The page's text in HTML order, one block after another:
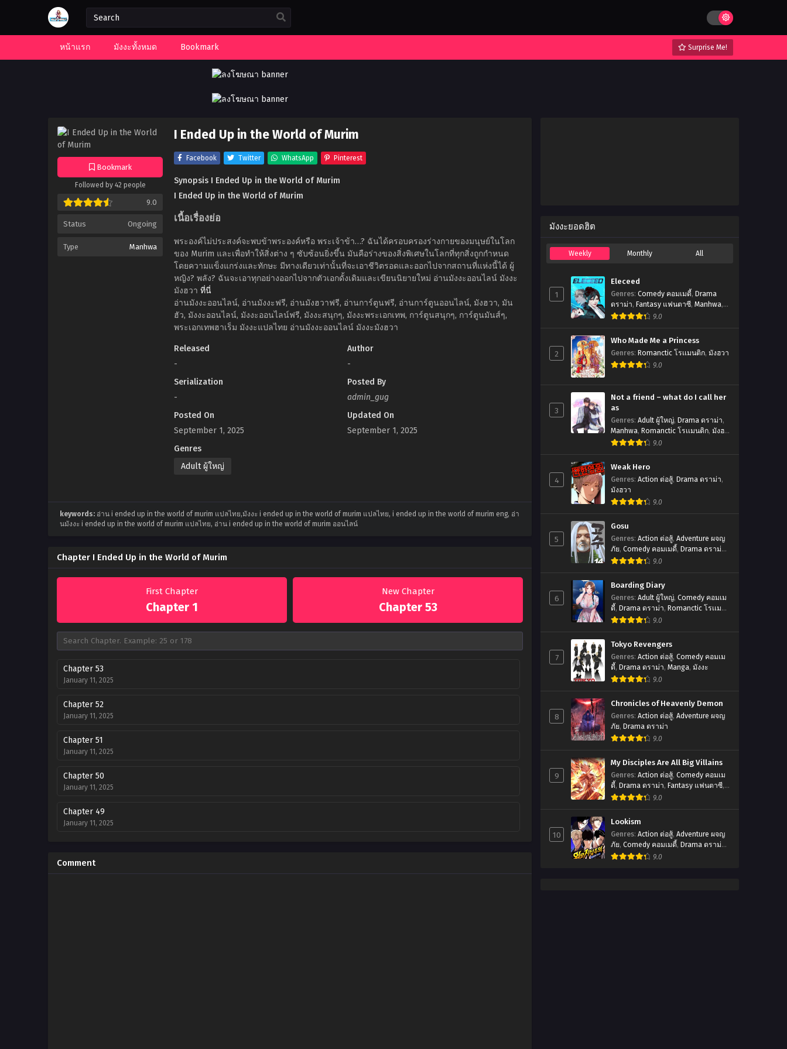
หน้าแรก มังงะทั้งหมด Bookmark Surprise Me!
Bookmark
Followed by 42 people
9.0
Status Ongoing
Type Manhwa
I Ended Up in the World of Murim
Facebook Twitter WhatsApp Pinterest
Synopsis I Ended Up in the World of Murim
I Ended Up in the World of Murim
เนื้อเรื่องย่อ
พระองค์ไม่ประสงค์จะพบข้าพระองค์หรือ พระเจ้าข้า…? ฉันได้ครอบครองร่างกายของมนุษย์ในโลก
ของ Murim และเพื่อทำให้สิ่งต่าง ๆ ซับซ้อนยิ่งขึ้น มันคือร่างของสิ่งพิเศษในโลกที่ทุกสิ่งถูกกำหนด
โดยความแข็งแกร่งและทักษะ มีทางเดียวเท่านั้นที่จะเอาชีวิตรอดและออกไปจากสถานที่แห่งนี้ได้ ผู้
หญิง? พลัง? ฉันจะเอาทุกอย่างออกไปจากตัวเอกดั้งเดิมและเขียนนิยายใหม่ อ่านมังงะออนไลน์ มังงะ
มังฮวา ที่นี่
อ่านมังงะออนไลน์, อ่านมังงะฟรี, อ่านมังฮวาฟรี, อ่านการ์ตูนฟรี, อ่านการ์ตูนออนไลน์, มังฮวา, มัน
ฮัว, มังงะออนไลน์, มังงะออนไลน์ฟรี, มังงะสนุกๆ, มังงะพระเอกเทพ, การ์ตูนสนุกๆ, การ์ตูนมันส์ๆ,
พระเอกเทพฮาเร็ม มังงะแปลไทย อ่านมังงะออนไลน์ มังงะมังฮวา
Released
-
Author
-
Serialization
-
Posted By
admin_gug
Posted On
September 1, 2025
Updated On
September 1, 2025
Genres
Adult ผู้ใหญ่
keywords: อ่าน i ended up in the world of murim แปลไทย,มังงะ i ended up in the world of murim แปลไทย, i ended up in the world of murim eng, อ่า
นมังงะ i ended up in the world of murim แปลไทย, อ่าน i ended up in the world of murim ออนไลน์
Chapter I Ended Up in the World of Murim
First Chapter
Chapter 1
New Chapter
Chapter 53
Chapter 53
January 11, 2025
Chapter 52
January 11, 2025
Chapter 51
January 11, 2025
Chapter 50
January 11, 2025
Chapter 49
January 11, 2025
January 11, 2025
Comment
มังงะยอดฮิต
Weekly Monthly All
1
Eleceed
Genres: Comedy คอมเมดี้, Drama
ดราม่า, Fantasy แฟนตาซี, Manhwa,
Romanctic โรเเมนติก
9.0
2
Who Made Me a Princess
Genres: Romanctic โรเเมนติก, มังฮวา
9.0
3
Not a friend – what do I call her
as
Genres: Adult ผู้ใหญ่, Drama ดราม่า,
Manhwa, Romanctic โรเเมนติก, มังฮ
วา
9.0
4
Weak Hero
Genres: Action ต่อสู้, Drama ดราม่า,
มังฮวา
9.0
5
Gosu
Genres: Action ต่อสู้, Adventure ผจญ
ภัย, Comedy คอมเมดี้, Drama ดราม่า,
มังฮวา
9.0
6
Boarding Diary
Genres: Adult ผู้ใหญ่, Comedy คอมเม
ดี้, Drama ดราม่า, Romanctic โรเเมน
ติก
9.0
7
Tokyo Revengers
Genres: Action ต่อสู้, Comedy คอมเม
ดี้, Drama ดราม่า, Manga, มังงะ
9.0
8
Chronicles of Heavenly Demon
Genres: Action ต่อสู้, Adventure ผจญ
ภัย, Drama ดราม่า
9.0
9
My Disciples Are All Big Villains
Genres: Action ต่อสู้, Comedy คอมเม
ดี้, Drama ดราม่า, Fantasy แฟนตาซี,
Manhua,มังฮัว9.0
10
Lookism
Genres: Action ต่อสู้, Adventure ผจญ
ภัย, Comedy คอมเมดี้, Drama ดราม่า,
Manhwa,Romanctic โรเเมนติก
9.0